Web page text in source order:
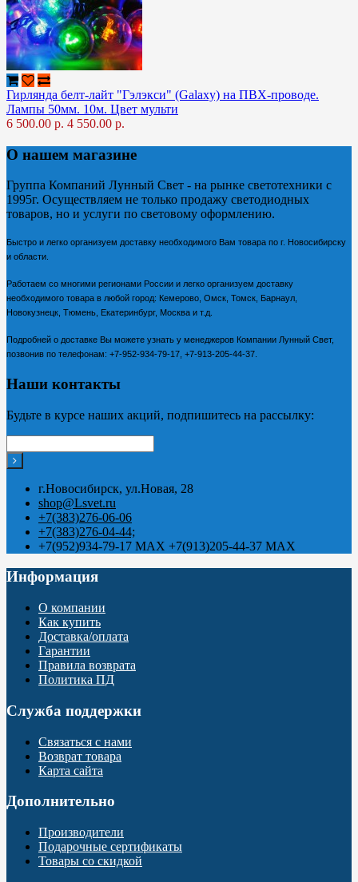
Гирлянда белт-лайт "Гэлэкси" (Galaxy) на ПВХ-проводе.
Лампы 50мм. 10м. Цвет мульти
6 500.00 р. 4 550.00 р.
О нашем магазине
Группа Компаний Лунный Свет - на рынке светотехники с
1995г. Осуществляем не только продажу светодиодных
товаров, но и услуги по световому оформлению.
Быстро и легко организуем доставку необходимого Вам товара по г. Новосибирску
и области.
Работаем со многими регионами России и легко организуем доставку
необходимого товара в любой город: Кемерово, Омск, Томск, Барнаул,
Новокузнецк, Тюмень, Екатеринбург, Москва и т.д.
Подробней о доставке Вы можете узнать у менеджеров Компании Лунный Свет,
позвонив по телефонам: +7-952-934-79-17, +7-913-205-44-37.
Наши контакты
Будьте в курсе наших акций, подпишитесь на рассылку:
г.Новосибирск, ул.Новая, 28
shop@Lsvet.ru
+7(383)276-06-06
+7(383)276-04-44;
+7(952)934-79-17 MAX +7(913)205-44-37 MAX
Информация
О компании
Как купить
Доставка/оплата
Гарантии
Правила возврата
Политика ПД
Служба поддержки
Связаться с нами
Возврат товара
Карта сайта
Дополнительно
Производители
Подарочные сертификаты
Товары со скидкой